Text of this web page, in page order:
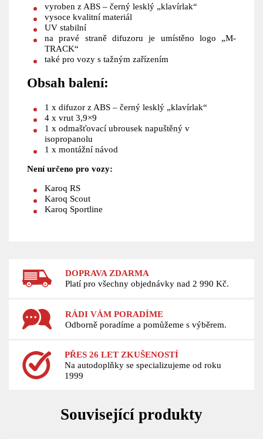
vyroben z ABS – černý lesklý „klavírlak“
vysoce kvalitní materiál
UV stabilní
na pravé straně difuzoru je umístěno logo „M-
TRACK“
také pro vozy s tažným zařízením
Obsah balení:
1 x difuzor z ABS – černý lesklý „klavírlak“
4 x vrut 3,9×9
1 x odmašťovací ubrousek napuštěný v
isopropanolu
1 x montážní návod
Není určeno pro vozy:
Karoq RS
Karoq Scout
Karoq Sportline
DOPRAVA ZDARMA
Platí pro všechny objednávky nad 2 990 Kč.
RÁDI VÁM PORADÍME
Odborně poradíme a pomůžeme s výběrem.
PŘES 26 LET ZKUŠENOSTÍ
Na autodoplňky se specializujeme od roku
1999
Související produkty